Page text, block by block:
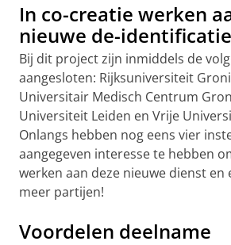
In co-creatie werken
nieuwe de-
Bij dit project zijn inmiddels de
aangesloten: Rijksuniversiteit
Universitair Medisch Centrum
Universiteit Leiden en Vrije
Onlangs hebben nog eens vier
aangegeven interesse te hebben
werken aan deze nieuwe dienst
meer partijen!
Voordelen deelname